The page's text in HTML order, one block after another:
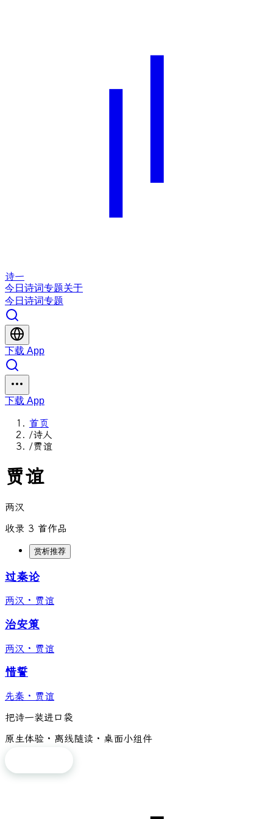
诗一
今日 诗词专题关于
今日 诗词专题
下载 App
下载 App
首页
/诗人
/贾谊
贾谊
两汉
收录 3 首作品
赏析推荐
过秦论
两汉 · 贾谊
治安策
两汉 · 贾谊
惜誓
先秦 · 贾谊
把诗一装进口袋
原生体验 · 离线随读 · 桌面小组件